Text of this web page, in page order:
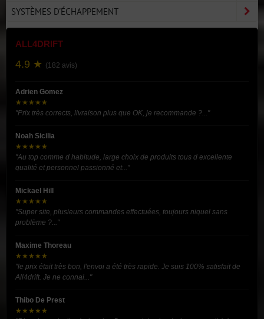
SYSTÈMES D'ÉCHAPPEMENT
ALL4DRIFT
4.9 ★ (182 avis)
Adrien Gomez
★★★★★
"Prix très corrects, livraison plus que OK, je recommande ?..."
Noah Sicilia
★★★★★
"Au top comme d habitude, large choix de produits tous d excellente
qualité et personnel passionné et..."
Mickael Hill
★★★★★
"Super site, plusieurs commandes effectuées, toujours niquel sans
problème ?..."
Maxime Thoreau
★★★★★
"le prix était très bon, l'envoi a été très rapide. Je suis 100% satisfait de
All4drift. Je ne connai..."
Thibo De Prest
★★★★★